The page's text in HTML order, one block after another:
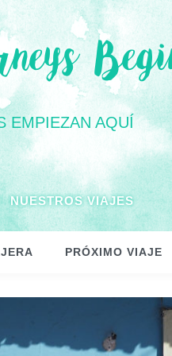
EMPIEZAN AQUÍ
NUESTROS VIAJES
PRÓXIMO VIAJE